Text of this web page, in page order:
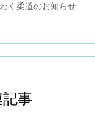
く柔道のお知らせ
事